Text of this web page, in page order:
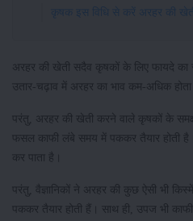
कृषक इस विधि से करें अरहर की खेती
अरहर की खेती सदैव कृषकों के लिए फायदे का
उतार-चढ़ाव में अरहर का भाव कम-अधिक होता
परंतु, अरहर की खेती करने वाले कृषकों के
फसल काफी लंबे समय में पककर तैयार होती
कर पाता है।
परंतु, वैज्ञानिकों ने अरहर की कुछ ऐसी भी
पककर तैयार होती हैं। साथ ही, उपज भी